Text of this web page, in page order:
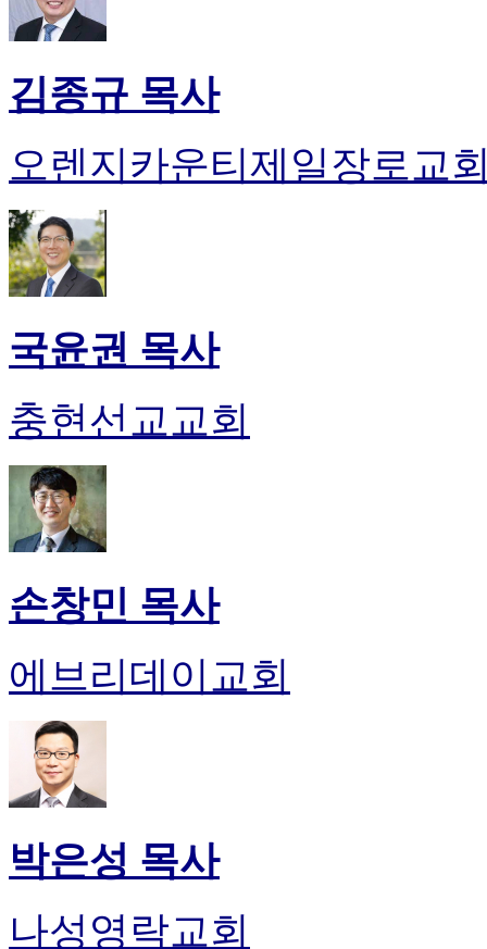
김종규 목사
오렌지카운티제일장로교
국윤권 목사
충현선교교회
손창민 목사
에브리데이교회
박은성 목사
나성영락교회